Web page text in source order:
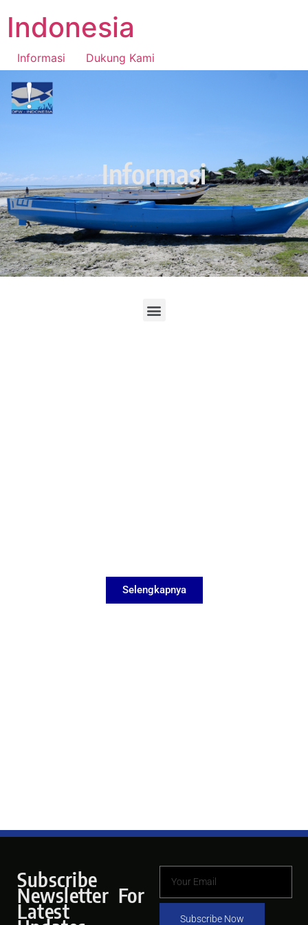
Indonesia
Informasi
Dukung Kami
National Fishers Center Indonesia
Informasi
Selengkapnya
Subscribe
Newsletter For
Latest Subscribe Now